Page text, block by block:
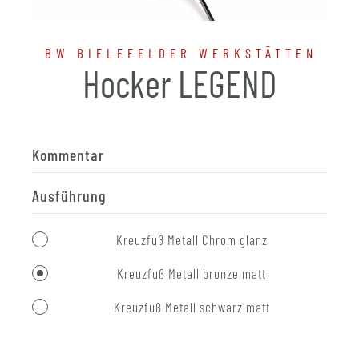
BW BIELEFELDER WERKSTÄTTEN
Hocker LEGEND
Kommentar
Ausführung
Kreuzfuß Metall Chrom glanz
Kreuzfuß Metall bronze matt
Kreuzfuß Metall schwarz matt